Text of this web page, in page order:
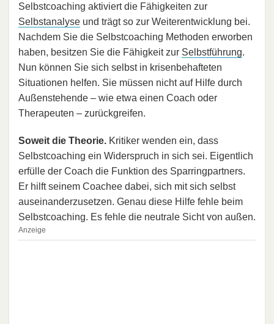
Selbstcoaching aktiviert die Fähigkeiten zur
Selbstanalyse und trägt so zur Weiterentwicklung bei.
Nachdem Sie die Selbstcoaching Methoden erworben
haben, besitzen Sie die Fähigkeit zur Selbstführung.
Nun können Sie sich selbst in krisenbehafteten
Situationen helfen. Sie müssen nicht auf Hilfe durch
Außenstehende – wie etwa einen Coach oder
Therapeuten – zurückgreifen.
Soweit die Theorie. Kritiker wenden ein, dass
Selbstcoaching ein Widerspruch in sich sei. Eigentlich
erfülle der Coach die Funktion des Sparringpartners.
Er hilft seinem Coachee dabei, sich mit sich selbst
auseinanderzusetzen. Genau diese Hilfe fehle beim
Selbstcoaching. Es fehle die neutrale Sicht von außen.
Anzeige